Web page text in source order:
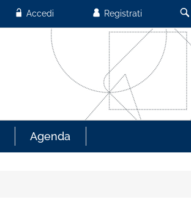
Registrati
Accedi
Agenda